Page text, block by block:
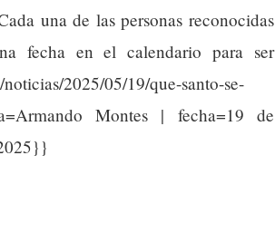
una de las personas reconocidas
fecha en el calendario para ser
2025/05/19/que-santo-se-
Montes | fecha=19 de